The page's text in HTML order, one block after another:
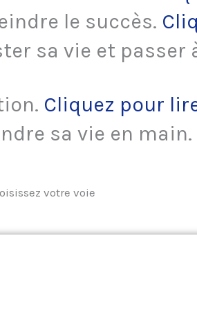
le succès.
sa vie et passer
Cliquez pour
sa vie en main.
votre voie